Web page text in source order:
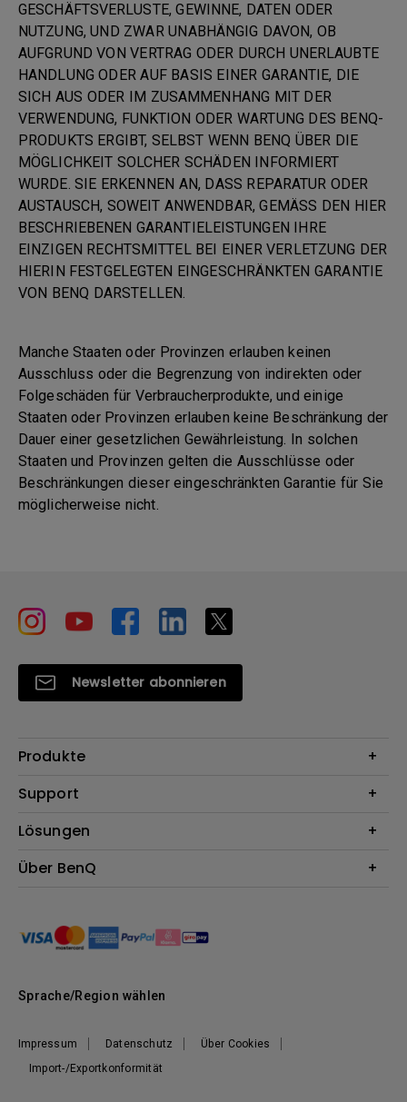
GESCHÄFTSVERLUSTE, GEWINNE, DATEN ODER
NUTZUNG, UND ZWAR UNABHÄNGIG DAVON, OB
AUFGRUND VON VERTRAG ODER DURCH UNERLAUBTE
HANDLUNG ODER AUF BASIS EINER GARANTIE, DIE
SICH AUS ODER IM ZUSAMMENHANG MIT DER
VERWENDUNG, FUNKTION ODER WARTUNG DES BENQ-
PRODUKTS ERGIBT, SELBST WENN BENQ ÜBER DIE
MÖGLICHKEIT SOLCHER SCHÄDEN INFORMIERT
WURDE. SIE ERKENNEN AN, DASS REPARATUR ODER
AUSTAUSCH, SOWEIT ANWENDBAR, GEMÄSS DEN HIER
BESCHRIEBENEN GARANTIELEISTUNGEN IHRE
EINZIGEN RECHTSMITTEL BEI EINER VERLETZUNG DER
HIERIN FESTGELEGTEN EINGESCHRÄNKTEN GARANTIE
VON BENQ DARSTELLEN.
Manche Staaten oder Provinzen erlauben keinen
Ausschluss oder die Begrenzung von indirekten oder
Folgeschäden für Verbraucherprodukte, und einige
Staaten oder Provinzen erlauben keine Beschränkung der
Dauer einer gesetzlichen Gewährleistung. In solchen
Staaten und Provinzen gelten die Ausschlüsse oder
Beschränkungen dieser eingeschränkten Garantie für Sie
möglicherweise nicht.
Newsletter abonnieren
Produkte
Beamer
Lampen
Webcams
Support
Kontakt
Reparaturservice
Onlineshop FAQ
BenQ Blog
Lösungen
Für Unternehmen
Über BenQ
Nachhaltigkeit
Unser Versprechen
Impressum Datenschutz
Über Cookies
Import-/Exportkonformität
Sprache/Region wählen